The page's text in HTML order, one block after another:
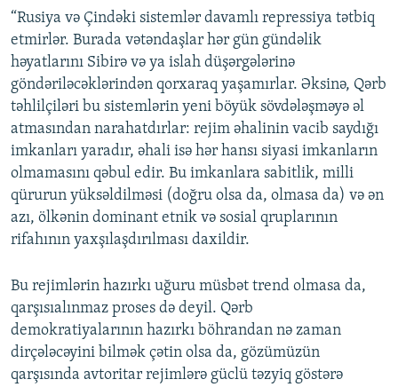
“Rusiya və Çindəki sistemlər davamlı repressiya tətbiq
etmirlər. Burada vətəndaşlar hər gün gündəlik
həyatlarını Sibirə və ya islah düşərgələrinə
göndəriləcəklərindən qorxaraq yaşamırlar. Əksinə, Qərb
təhlilçiləri bu sistemlərin yeni böyük sövdələşməyə əl
atmasından narahatdırlar: rejim əhalinin vacib saydığı
imkanları yaradır, əhali isə hər hansı siyasi imkanların
olmamasını qəbul edir. Bu imkanlara sabitlik, milli
qürurun yüksəldilməsi (doğru olsa da, olmasa da) və ən
azı, ölkənin dominant etnik və sosial qruplarının
rifahının yaxşılaşdırılması daxildir.
Bu rejimlərin hazırkı uğuru müsbət trend olmasa da,
qarşısıalınmaz proses də deyil. Qərb
demokratiyalarının hazırkı böhrandan nə zaman
dirçələcəyini bilmək çətin olsa da, gözümüzün
qarşısında avtoritar rejimlərə güclü təzyiq göstərə